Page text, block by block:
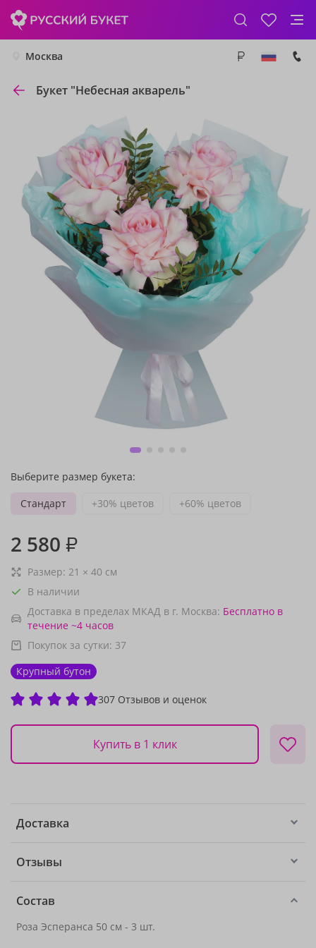
Москва
Букет "Небесная акварель"
Выберите размер букета:
Стандарт
+30% цветов +60% цветов
2 580 ₽
Размер: 21 × 40 см
В наличии
Доставка в пределах МКАД в г. Москва: Бесплатно в
течение ~4 часов
Покупок за сутки: 37
Крупный бутон
307 Отзывов и оценок
Купить в 1 клик
Доставка
Отзывы
Состав
Роза Эсперанса 50 см - 3 шт.